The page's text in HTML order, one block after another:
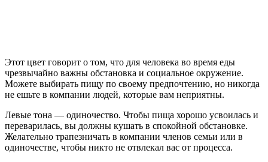
Этот цвет говорит о том, что для человека во время еды
чрезвычайно важны обстановка и социальное окружение.
Можете выбирать пищу по своему предпочтению, но никогда
не ешьте в компании людей, которые вам неприятны.
Левые тона — одиночество. Чтобы пища хорошо усвоилась и
переварилась, вы должны кушать в спокойной обстановке.
Желательно трапезничать в компании членов семьи или в
одиночестве, чтобы никто не отвлекал вас от процесса.